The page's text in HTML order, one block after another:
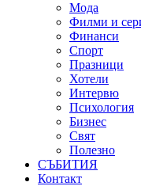
Мода
Филми и
Финанси
Спорт
Празници
Хотели
Интервю
Психология
Бизнес
Свят
Полезно
СЪБИТИЯ
Контакт